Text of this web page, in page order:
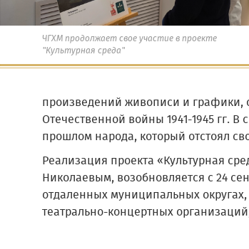
ЧГХМ продолжает свое участие в проекте
"Культурная среда"
произведений живописи и графики,
Отечественной войны 1941-1945 гг.
прошлом народа, который отстоял
Реализация проекта «Культурная
Николаевым, возобновляется с 24
отдаленных муниципальных
театрально-концертных